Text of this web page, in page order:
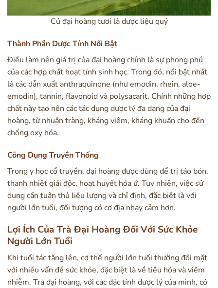
Củ đại hoàng tươi là dược liệu quý
Thành Phần Dược Tính Nổi Bật
Điều làm nên giá trị của đại hoàng chính là sự phong phú
của các hợp chất hoạt tính sinh học. Trong đó, nổi bật nhất
là các dẫn xuất anthraquinone (như emodin, rhein, aloe-
emodin), tannin, flavonoid và polysacarit. Chính những hợp
chất này tạo nên các tác dụng dược lý đa dạng của đại
hoàng, từ nhuận tràng, kháng viêm, kháng khuẩn cho đến
chống oxy hóa.
Công Dụng Truyền Thống
Trong y học cổ truyền, đại hoàng được dùng để trị táo bón,
thanh nhiệt giải độc, hoạt huyết hóa ứ. Tuy nhiên, việc sử
dụng cần tuân thủ liều lượng và chỉ định, đặc biệt là với
người lớn tuổi, đối tượng có cơ địa nhạy cảm hơn.
Lợi Ích Của Trà Đại Hoàng Đối Với Sức Khỏe
Người Lớn Tuổi
Khi tuổi tác tăng lên, cơ thể người lớn tuổi thường đối mặt
với nhiều vấn đề sức khỏe, đặc biệt là về tiêu hóa và viêm
nhiễm. Trà đại hoàng, với các đặc tính dược lý của mình, có